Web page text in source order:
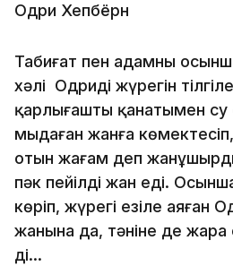
Одри Хепбёрн
Табиғат пен адамның
хәлі Одридің жүрегін
қарлығаштың қанатымен су
мыңдаған жанға
отын жағам деп
пәк пейілді жан еді.
көріп, жүрегі езіле аяған
жанына да, тәніне де жара
ді...